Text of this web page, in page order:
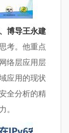
博导王永建
考。他重点
络层应用层
应用的现状
全分析的精
。